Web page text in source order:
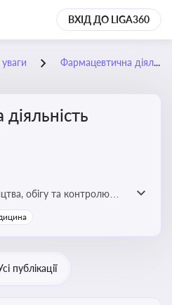
ВХІД ДО LIGA360
Фармацевтична діяльність
обігу та контролю
роботи компаній та
якості та безпеки
публікації